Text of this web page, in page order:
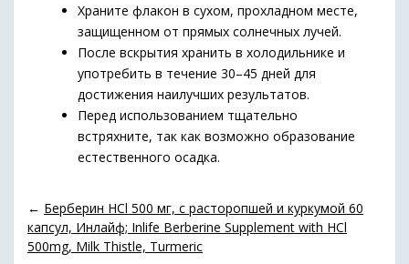
Храните флакон в сухом, прохладном месте,
защищенном от прямых солнечных лучей.
После вскрытия хранить в холодильнике и
употребить в течение 30–45 дней для
достижения наилучших результатов.
Перед использованием тщательно
встряхните, так как возможно образование
естественного осадка.
← Берберин HCl 500 мг, с расторопшей и куркумой 60
капсул, Инлайф; Inlife Berberine Supplement with HCl
500mg, Milk Thistle, Turmeric